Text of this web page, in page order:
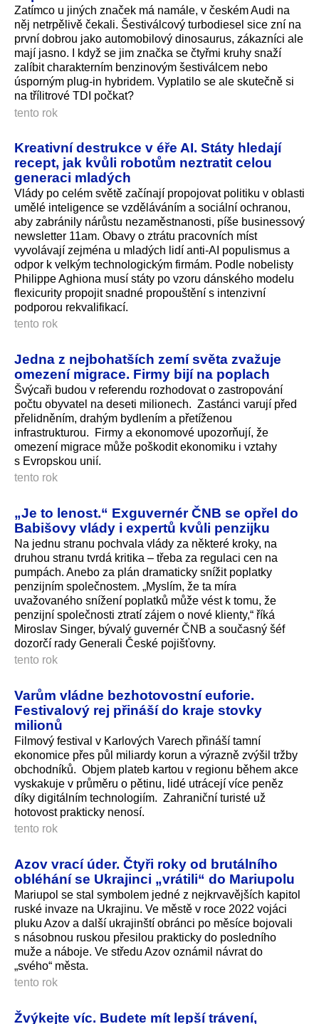
Zatímco u jiných značek má namále, v českém Audi na
něj netrpělivě čekali. Šestiválcový turbodiesel sice zní na
první dobrou jako automobilový dinosaurus, zákazníci ale
mají jasno. I když se jim značka se čtyřmi kruhy snaží
zalíbit charakterním benzinovým šestiválcem nebo
úsporným plug-in hybridem. Vyplatilo se ale skutečně si
na třílitrové TDI počkat?
tento rok
Kreativní destrukce v éře AI. Státy hledají
recept, jak kvůli robotům neztratit celou
generaci mladých
Vlády po celém světě začínají propojovat politiku v oblasti
umělé inteligence se vzděláváním a sociální ochranou,
aby zabránily nárůstu nezaměstnanosti, píše businessový
newsletter 11am. Obavy o ztrátu pracovních míst
vyvolávají zejména u mladých lidí anti-AI populismus a
odpor k velkým technologickým firmám. Podle nobelisty
Philippe Aghiona musí státy po vzoru dánského modelu
flexicurity propojit snadné propouštění s intenzivní
podporou rekvalifikací.
tento rok
Jedna z nejbohatších zemí světa zvažuje
omezení migrace. Firmy bijí na poplach
Švýcaři budou v referendu rozhodovat o zastropování
počtu obyvatel na deseti milionech. Zastánci varují před
přelidněním, drahým bydlením a přetíženou
infrastrukturou. Firmy a ekonomové upozorňují, že
omezení migrace může poškodit ekonomiku i vztahy
s Evropskou unií.
tento rok
„Je to lenost.“ Exguvernér ČNB se opřel do
Babišovy vlády i expertů kvůli penzijku
Na jednu stranu pochvala vlády za některé kroky, na
druhou stranu tvrdá kritika – třeba za regulaci cen na
pumpách. Anebo za plán dramaticky snížit poplatky
penzijním společnostem. „Myslím, že ta míra
uvažovaného snížení poplatků může vést k tomu, že
penzijní společnosti ztratí zájem o nové klienty,“ říká
Miroslav Singer, bývalý guvernér ČNB a současný šéf
dozorčí rady Generali České pojišťovny.
tento rok
Varům vládne bezhotovostní euforie.
Festivalový rej přináší do kraje stovky
milionů
Filmový festival v Karlových Varech přináší tamní
ekonomice přes půl miliardy korun a výrazně zvýšil tržby
obchodníků. Objem plateb kartou v regionu během akce
vyskakuje v průměru o pětinu, lidé utrácejí více peněz
díky digitálním technologiím. Zahraniční turisté už
hotovost prakticky nenosí.
tento rok
Azov vrací úder. Čtyři roky od brutálního
obléhání se Ukrajinci „vrátili“ do Mariupolu
Mariupol se stal symbolem jedné z nejkrvavějších kapitol
ruské invaze na Ukrajinu. Ve městě v roce 2022 vojáci
pluku Azov a další ukrajinští obránci po měsíce bojovali
s násobnou ruskou přesilou prakticky do posledního
muže a náboje. Ve středu Azov oznámil návrat do
„svého“ města.
tento rok
Žvýkejte víc. Budete mít lepší trávení,